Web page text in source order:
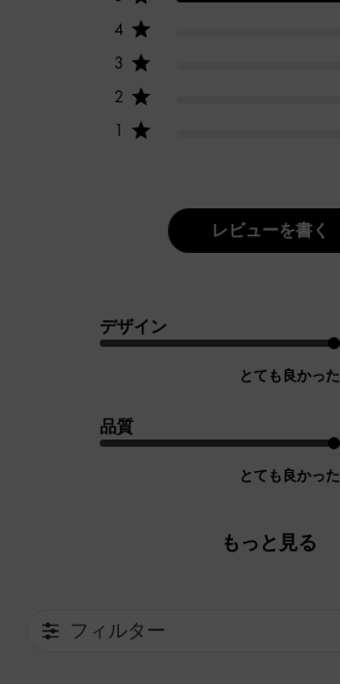
4
3
2
1
レビューを書く
デザイン
とても良かった
品質
とても良かった
もっと見る
フィルター